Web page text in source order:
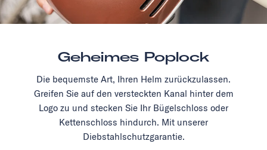
Geheimes Poplock
Die bequemste Art, Ihren Helm zurückzulassen.
Greifen Sie auf den versteckten Kanal hinter dem
Logo zu und stecken Sie Ihr Bügelschloss oder
Kettenschloss hindurch. Mit unserer
Diebstahlschutzgarantie.